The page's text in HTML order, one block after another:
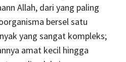
Allah, dari yang paling
bersel satu
yang sangat kompleks;
amat kecil hingga